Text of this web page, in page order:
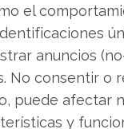
el
anuncios
No consentir o
puede afectar
y
de Strategy
entre fuerzas
Bank of
regulado para
a un "BTC